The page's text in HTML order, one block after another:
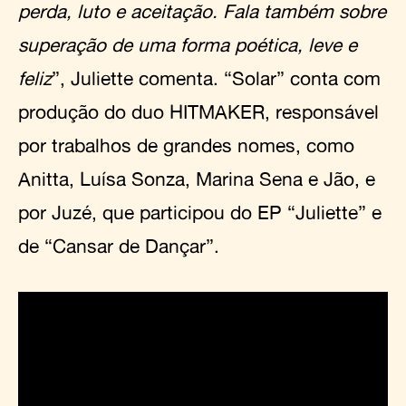
perda, luto e aceitação. Fala também sobre
superação de uma forma poética, leve e
feliz”, Juliette comenta. “Solar” conta com
produção do duo HITMAKER, responsável
por trabalhos de grandes nomes, como
Anitta, Luísa Sonza, Marina Sena e Jão, e
por Juzé, que participou do EP “Juliette” e
de “Cansar de Dançar”.